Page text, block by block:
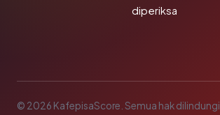
diperiksa
© 2026 KafepisaScore. Semua hak dilindungi.